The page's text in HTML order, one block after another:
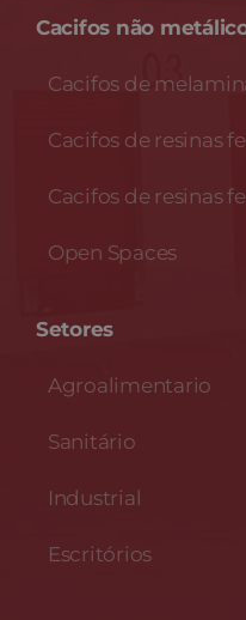
Cacifos não
Cacifos de
Cacifos de resinas
Cacifos de resinas
Open Spaces
Setores
Agroalimentario
Sanitário
Industrial
Escritórios